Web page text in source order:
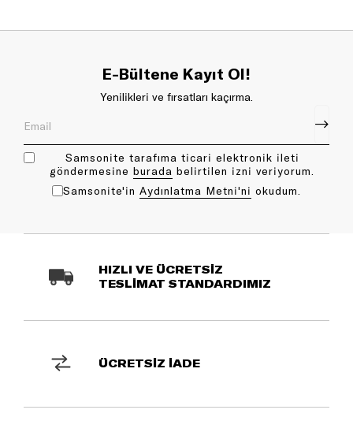
E-Bültene Kayıt Ol!
Yenilikleri ve fırsatları kaçırma.
Samsonite tarafıma ticari elektronik ileti
göndermesine bu rada belirtilen izni veriyorum.
Samsonite'in Aydınlatma Metni'ni okudum.
HIZLI VE ÜCRETSİZ
TESLİMAT STANDARDIMIZ
ÜCRETSİZ İADE